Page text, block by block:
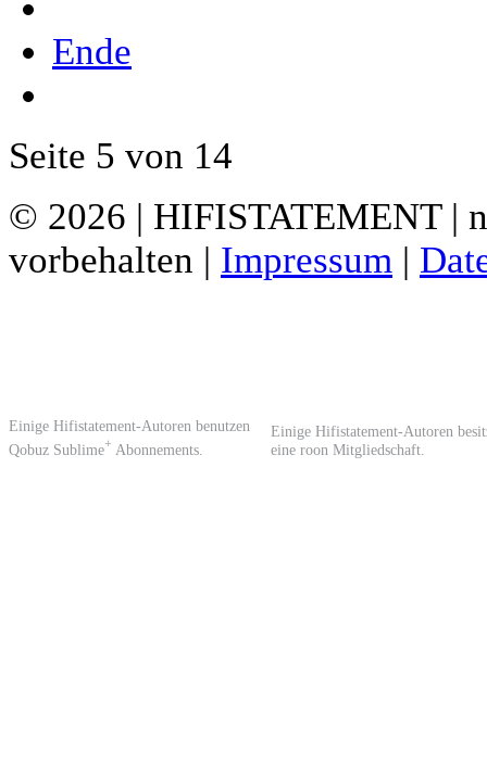
Ende
Seite 5 von 14
© 2026 | HIFISTATEMENT |
vorbehalten | Impressum |
Einige Hifistatement-Autoren benutzen
Qobuz Sublime+ Abonnements.
Einige Hifistatement-Autoren
eine roon Mitgliedschaft.